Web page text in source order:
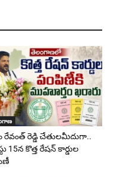
రేవంత్ రెడ్డి చేతులమీదుగా..
15న కొత్త రేషన్ కార్డుల